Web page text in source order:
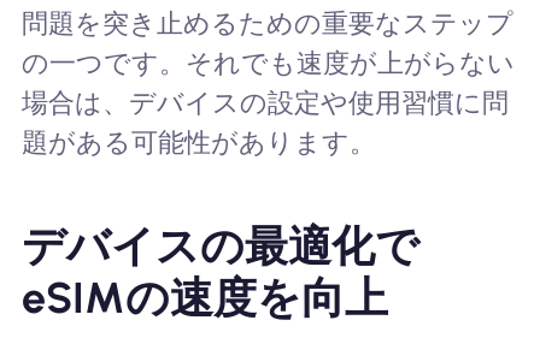
問題を突き止めるための重要なステップ
の一つです。それでも速度が上がらない
場合は、デバイスの設定や使用習慣に問
題がある可能性があります。
デバイスの最適化で
eSIMの速度を向上